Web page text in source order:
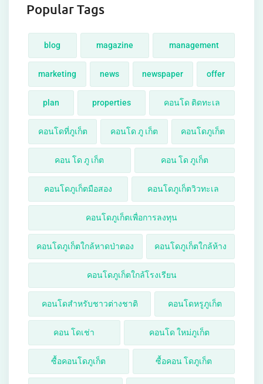
Popular Tags
blog magazine management
marketing news newspaper offer
plan properties คอนโด ติดทะเล
คอนโดที่ภูเก็ต คอนโด ภู เก็ต คอนโดภูเก็ต
คอน โด ภู เก็ต คอน โด ภูเก็ต
คอนโดภูเก็ตมือสอง คอนโดภูเก็ตวิวทะเล
คอนโดภูเก็ตเพื่อการลงทุน
คอนโดภูเก็ตใกล้หาดป่าตอง คอนโดภูเก็ตใกล้ห้าง
คอนโดภูเก็ตใกล้โรงเรียน
คอนโดสำหรับชาวต่างชาติ คอนโดหรูภูเก็ต
คอน โดเช่า คอนโด ใหม่ภูเก็ต
ซื้อคอนโดภูเก็ต ซื้อคอน โดภูเก็ต